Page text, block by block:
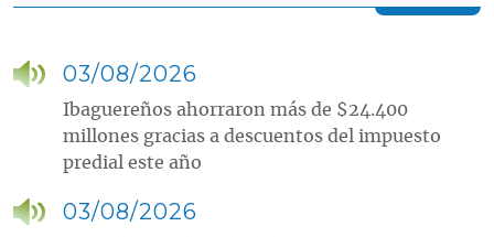
03/08/2026
Ibaguereños ahorraron más de $24.400
millones gracias a descuentos del impuesto
predial este año
03/08/2026